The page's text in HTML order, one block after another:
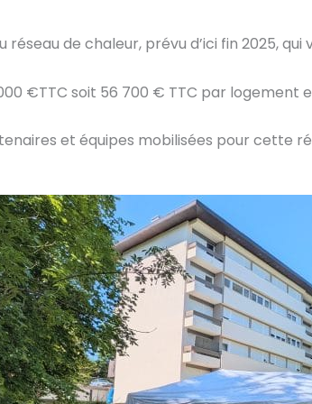
de chaleur, prévu d’ici fin 2025,
€TTC soit 56 700 € TTC par logement
et équipes mobilisées pour cette